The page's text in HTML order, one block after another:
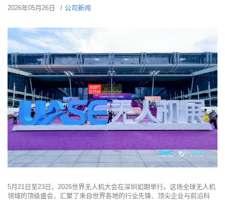
2026年05月26日 公司新闻
5月21日至23日，2026世界无人机大会在深圳如期举行。这场全球无人机
领域的顶级盛会，汇聚了来自世界各地的行业先锋、顶尖企业与前沿科